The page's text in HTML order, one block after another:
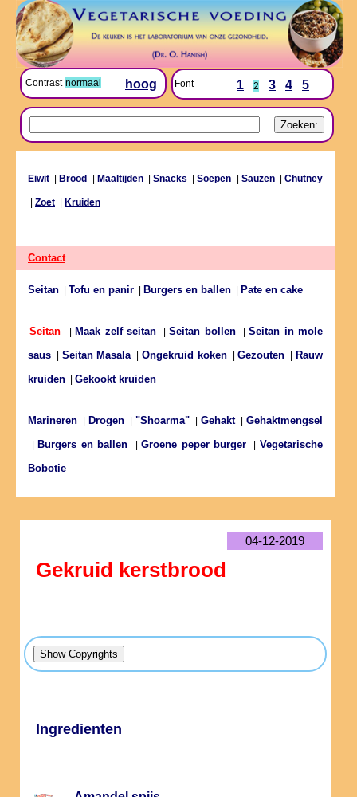
Contrast normaal hoog Font 1 2 3 4 5
Eiwit Brood Maaltijden|Snacks |Soepen Sauzen|Chutney
Zoet Kruiden
Contact
Seitan Tofu en panir Burgers en ballen Pate en cake
Seitan Maak zelf seitan |Seitan bollen|Seitan in mole
saus
Seitan Masala|Ongekruid koken|Gezouten
Rauw
kruiden
Gekookt kruiden
Marineren Drogen "Shoarma" Gehakt|Gehaktmengsel
Burgers en ballen |Groene peper burger |Vegetarische
Bobotie
04-12-2019
Gekruid kerstbrood
Ingredienten